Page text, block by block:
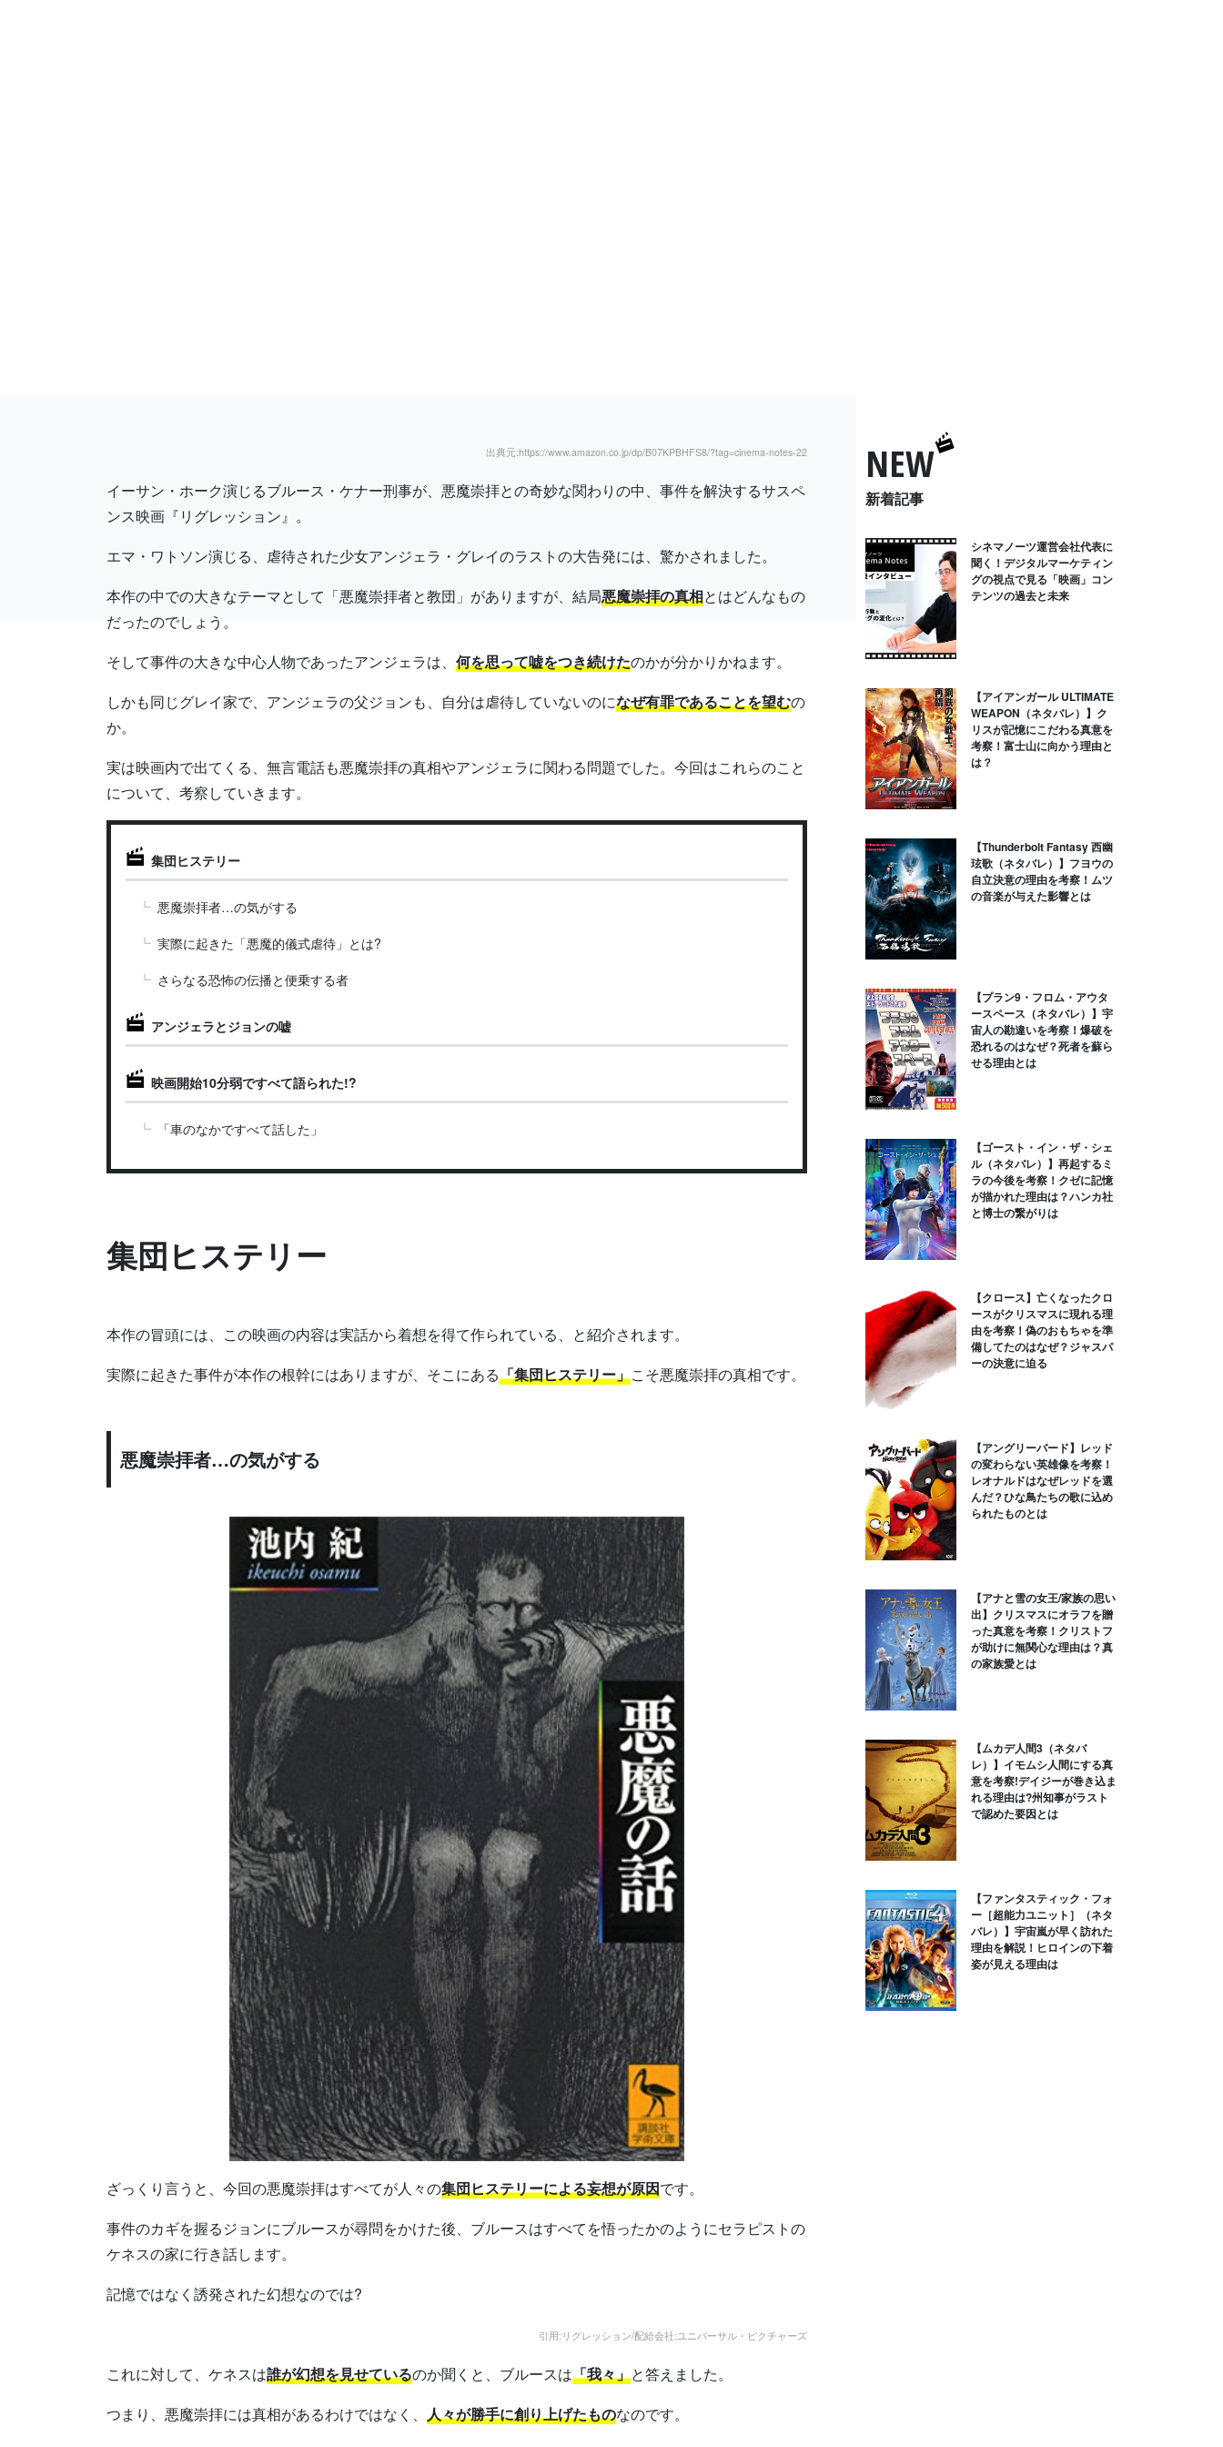
出典元:https://www.amazon.co.jp/dp/B07KPBHFS8/?tag=cinema-notes-22
イーサン・ホーク演じるブルース・ケナー刑事が、悪魔崇拝との奇妙な関わりの中、事件を解決するサスペ
ンス映画『リグレッション』。
エマ・ワトソン演じる、虐待された少女アンジェラ・グレイのラストの大告発には、驚かされました。
本作の中での大きなテーマとして「悪魔崇拝者と教団」がありますが、結局悪魔崇拝の真相とはどんなもの
だったのでしょう。
そして事件の大きな中心人物であったアンジェラは、 何を思って嘘をつき続けたのかが分かりかねます。
しかも同じグレイ家で、アンジェラの父ジョンも、自分は虐待していないのになぜ有罪であることを望むの
か。
実は映画内で出てくる、無言電話も悪魔崇拝の真相やアンジェラに関わる問題でした。今回はこれらのこと
について、考察していきます。
集団ヒステリー
悪魔崇拝者…の気がする
実際に起きた「悪魔的儀式虐待」とは?
さらなる恐怖の伝播と便乗する者
アンジェラとジョンの嘘
映画開始10分弱ですべて語られた!?
「車のなかですべて話した」
集団ヒステリー
本作の冒頭には、この映画の内容は実話から着想を得て作られている、と紹介されます。
実際に起きた事件が本作の根幹にはありますが、そこにある「集団ヒステリー」こそ悪魔崇拝の真相です。
悪魔崇拝者…の気がする
ざっくり言うと、今回の悪魔崇拝はすべてが人々の集団ヒステリーによる妄想が原因です。
事件のカギを握るジョンにブルースが尋問をかけた後、ブルースはすべてを悟ったかのようにセラピストの
ケネスの家に行き話します。
記憶ではなく誘発された幻想なのでは?
引用:リグレッション/配給会社:ユニバーサル・ピクチャーズ
これに対して、ケネスは誰が幻想を見せているのか聞くと、ブルースは「我々」と答えました。
つまり、悪魔崇拝には真相があるわけではなく、 人々が勝手に創り上げたものなのです。
NEW
新着記事
シネマノーツ運営会社代表に
聞く！デジタルマーケティン
グの視点で見る「映画」コン
テンツの過去と未来
【アイアンガール ULTIMATE
WEAPON（ネタバレ）】ク
リスが記憶にこだわる真意を
考察！富士山に向かう理由と
は？
【Thunderbolt Fantasy 西幽
玹歌（ネタバレ）】フヨウの
自立決意の理由を考察！ムツ
の音楽が与えた影響とは
【プラン9・フロム・アウタ
ースペース（ネタバレ）】宇
宙人の勘違いを考察！爆破を
恐れるのはなぜ？死者を蘇ら
せる理由とは
【ゴースト・イン・ザ・シェ
ル（ネタバレ）】再起するミ
ラの今後を考察！クゼに記憶
が描かれた理由は？ハンカ社
と博士の繋がりは
【クロース】亡くなったクロ
ースがクリスマスに現れる理
由を考察！偽のおもちゃを準
備してたのはなぜ？ジャスパ
ーの決意に迫る
【アングリーバード】レッド
の変わらない英雄像を考察！
レオナルドはなぜレッドを選
んだ？ひな鳥たちの歌に込め
られたものとは
【アナと雪の女王/家族の思い
出】クリスマスにオラフを贈
った真意を考察！クリストフ
が助けに無関心な理由は？真
の家族愛とは
【ムカデ人間3（ネタバ
レ）】イモムシ人間にする真
意を考察!デイジーが巻き込ま
れる理由は?州知事がラスト
で認めた要因とは
【ファンタスティック・フォ
ー［超能力ユニット］（ネタ
バレ）】宇宙嵐が早く訪れた
理由を解説！ヒロインの下着
姿が見える理由は